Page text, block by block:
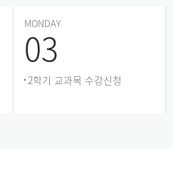
MONDAY
03
2학기 교과목 수강신청